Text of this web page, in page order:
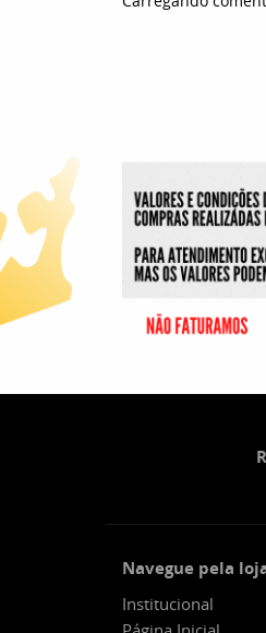
Navegue pela
Institucional